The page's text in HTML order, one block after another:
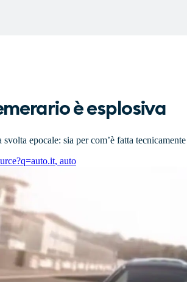
è esplosiva
epocale: sia per com’è fatta
, auto